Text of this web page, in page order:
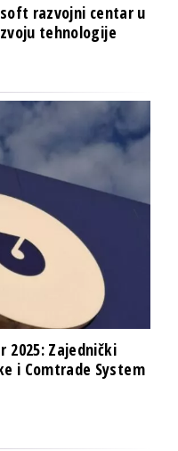
razvojni centar u
tehnologije
Zajednički
i Comtrade System